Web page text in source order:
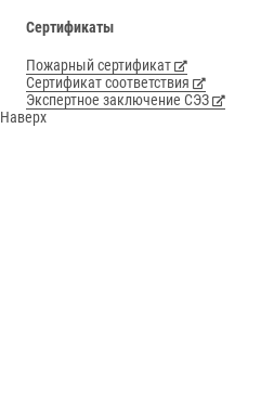
Сертификаты
Пожарный сертификат
Сертификат соответствия
Экспертное заключение СЭЗ
Наверх